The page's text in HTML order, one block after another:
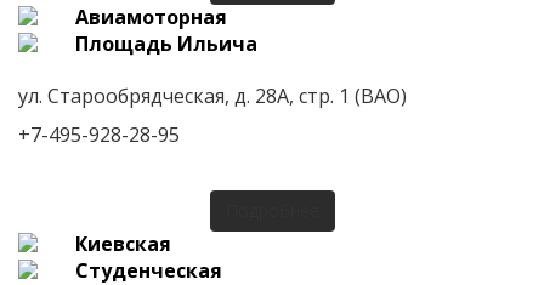
Авиамоторная
Площадь Ильича
ул. Старообрядческая, д. 28А, стр. 1 (ВАО)
+7-495-928-28-95
Киевская
Студенческая